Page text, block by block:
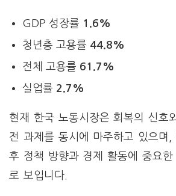
GDP 성장률 1.6%
청년층 고용률 44.8%
전체 고용률 61.7%
실업률 2.7%
현재 한국 노동시장은 회복의 신호
전 과제를 동시에 마주하고 있으며
후 정책 방향과 경제 활동에 중요
로 보입니다.